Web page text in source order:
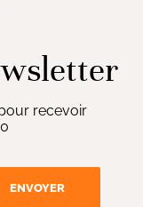
recevoir
ENVOYER